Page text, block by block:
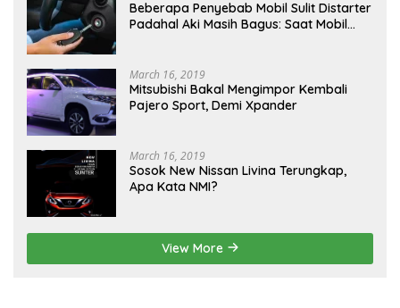
Beberapa Penyebab Mobil Sulit Distarter
Padahal Aki Masih Bagus: Saat Mobil
March 16, 2019
Mitsubishi Bakal Mengimpor Kembali
Pajero Sport, Demi Xpander
March 16, 2019
Sosok New Nissan Livina Terungkap,
Apa Kata NMI?
View More